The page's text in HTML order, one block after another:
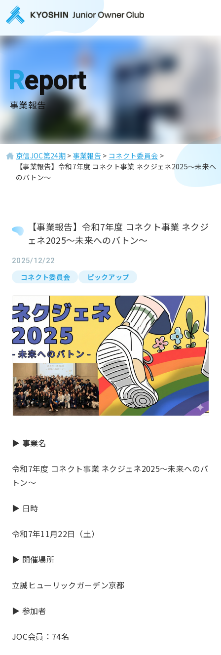
ホーム Home
お知らせ
Report
事業報告
京信JOC第24期> 事業報告 > コネクト委員会 >
【事業報告】令和7年度 コネクト事業 ネクジェネ2025～未来へ
のバトン～
【事業報告】令和7年度 コネクト事業 ネクジ
ェネ2025～未来へのバトン～
2025/12/22
コネクト委員会 ピックアップ
▶ 事業名
令和7年度 コネクト事業 ネクジェネ2025～未来へのバ
トン～
▶ 日時
令和7年11月22日（土）
▶ 開催場所
立誠ヒューリックガーデン京都
▶ 参加者
JOC会員：74名